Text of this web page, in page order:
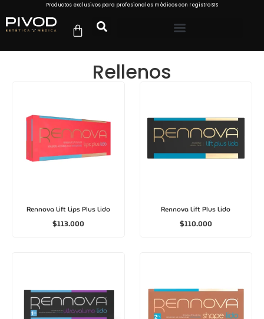
Productos exclusivos para profesionales médicos con registro SIS
Rellenos
Rennova Lift Lips Plus Lido
$113.000
Rennova Lift Plus Lido
$110.000